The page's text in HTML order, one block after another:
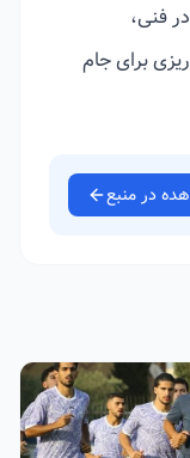
فنی،
برای جام
در منبع